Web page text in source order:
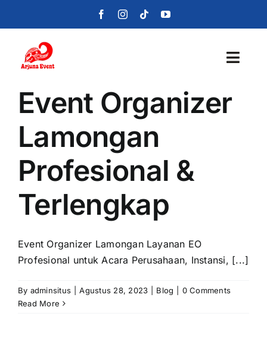
Beranda
Layanan
Foto
Portofolio
PRICELIST
Event Organizer
Lamongan
Profesional &
Terlengkap
Event Organizer Lamongan Layanan EO
Profesional untuk Acara Perusahaan, Instansi, [...]
By adminsitus Agustus 28, 2023 Blog
0 Comments
Read More